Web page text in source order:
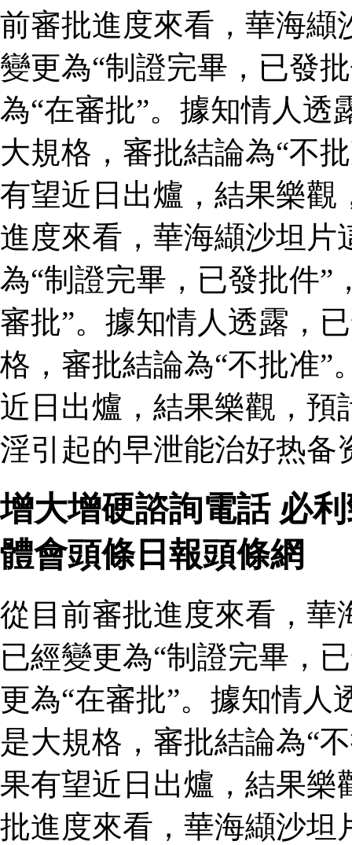
前審批進度來看，華海纈
變更為“制證完畢，已發
為“在審批”。據知情人透
大規格，審批結論為“不
有望近日出爐，結果樂觀
進度來看，華海纈沙坦片
為“制證完畢，已發批件”
審批”。據知情人透露，
格，審批結論為“不批准”
近日出爐，結果樂觀，
淫引起的早泄能治好热备
增大增硬諮詢電話 必
體會頭條日報頭條網
從目前審批進度來看，華
已經變更為“制證完畢，
更為“在審批”。據知情
是大規格，審批結論為“
果有望近日出爐，結果樂
批進度來看，華海纈沙坦